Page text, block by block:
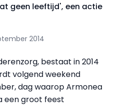
geen leeftijd', een actie
2014
bestaat in 2014
volgend weekend
dag waarop Armonea
een groot feest